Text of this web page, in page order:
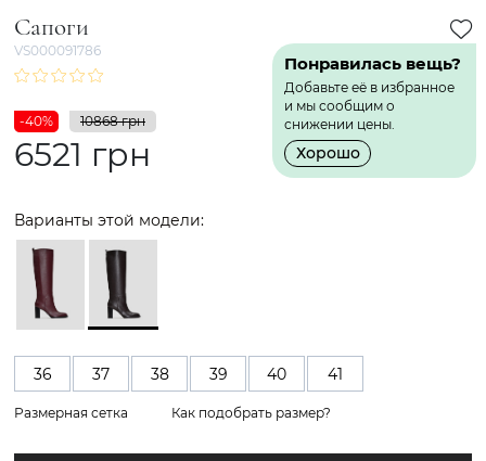
Сапоги
VS000091786
Понравилась вещь?
Добавьте её в избранное
и мы сообщим о
снижении цены.
Хорошо
-40% 10868 грн
6521 грн
Варианты этой модели:
36 37 38 39 40 41
Размерная сетка Как подобрать размер?